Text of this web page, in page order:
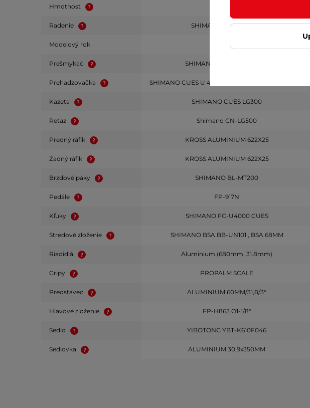
Hmotnosť
Radenie SHIMANO CUES U4000
Modelový rok 2024
Prešmykač SHIMANO TOURNEY TY700
Prehadzovačka SHIMANO CUES U 4000 , SIMANO CUES RD U3020
Kazeta SHIMANO CUES LG300
Reťaz Shimano CN-LG500
Predný ráfik KROSS ALUMINIUM 622X25
Zadný ráfik KROSS ALUMINIUM 622X25
Brzdové páky SHIMANO BL-MT200
Pedále FP-917N
Kľuky SHIMANO FC-U4000 CUES
Stredové zloženie SHIMANO BSA BB-UN101 , BSA 68MM
Riadidlá Aluminium (680mm, 31.8mm)
Gripy PROPALM SCALE
Predstavec ALUMINIUM 60MM/31,8/3°
Hlavové zloženie FP-H863 O1-1/8"
Sedlo YIBOTONG YBT-K610F046
Sedlovka ALUMINIUM 30,9x350MM